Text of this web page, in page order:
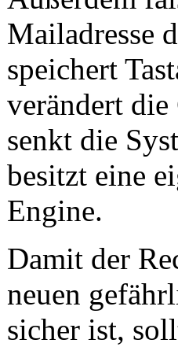
Mailadresse
speichert
verändert
senkt die
besitzt eine
Engine.
Damit der
neuen
sicher ist,